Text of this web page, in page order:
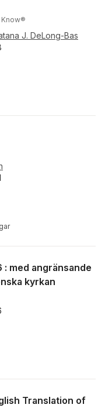
J. DeLong-Bas
med angränsande
kyrkan
Translation of